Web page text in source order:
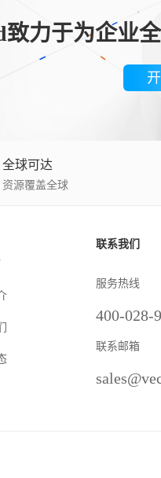
致力于为企业
全球可达
资源覆盖全球
联系我们
服务热线
400-028-
联系邮箱